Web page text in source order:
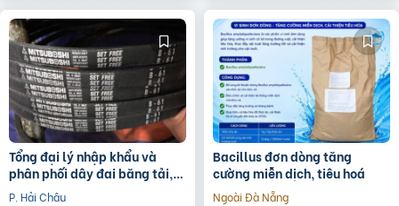
Tổng đại lý nhập khẩu và
phân phối dây đai băng tải,
dây Curoa các loại
P. Hải Châu
Bacillus đơn dòng tăng
cường miễn dịch, tiêu hoá
Ngoài Đà Nẵng